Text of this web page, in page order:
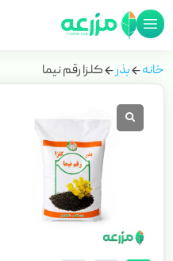
خانه بذر کلزا رقم نیما